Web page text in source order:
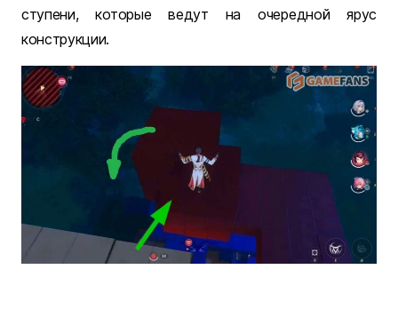
ступени, которые ведут на очередной ярус
конструкции.